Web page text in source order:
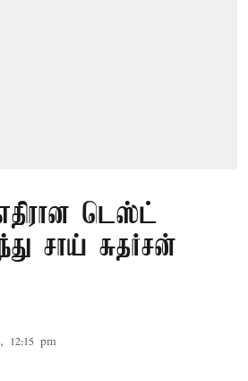
டெஸ்ட்
சாய் சுதர்சன்
12:15 pm